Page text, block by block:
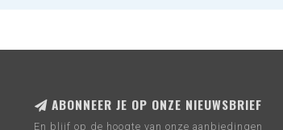
ABONNEER JE OP ONZE NIEUWSBRIEF
En blijf op de hoogte van onze aanbiedingen